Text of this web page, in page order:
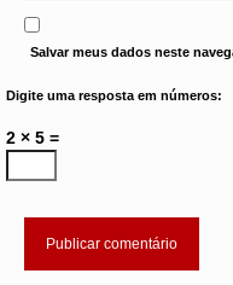
Salvar meus dados neste
Digite uma resposta em números:
2 × 5 =